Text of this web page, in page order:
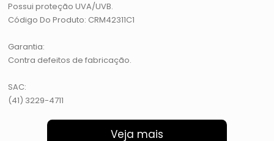
Possui proteção UVA/UVB.
Código Do Produto: CRM42311C1
Garantia:
Contra defeitos de fabricação.
SAC:
(41) 3229-4711
Veja mais